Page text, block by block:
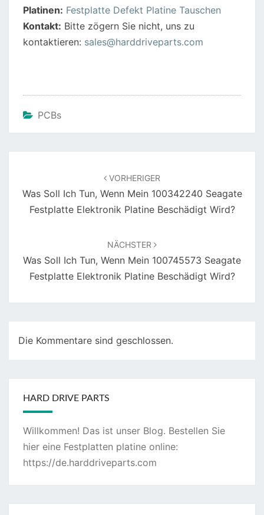
b
o
o
st A
p
p
Platinen: Festplatte Defekt Platine Tauschen
Kontakt: Bitte zögern Sie nicht, uns zu
kontaktieren: sales@harddriveparts.com
PCBs
VORHERIGER
Was Soll Ich Tun, Wenn Mein 100342240 Seagate
Festplatte Elektronik Platine Beschädigt Wird?
NÄCHSTER
Was Soll Ich Tun, Wenn Mein 100745573 Seagate
Festplatte Elektronik Platine Beschädigt Wird?
Die Kommentare sind geschlossen.
HARD DRIVE PARTS
Willkommen! Das ist unser Blog. Bestellen Sie
hier eine Festplatten platine online:
https://de.harddriveparts.com